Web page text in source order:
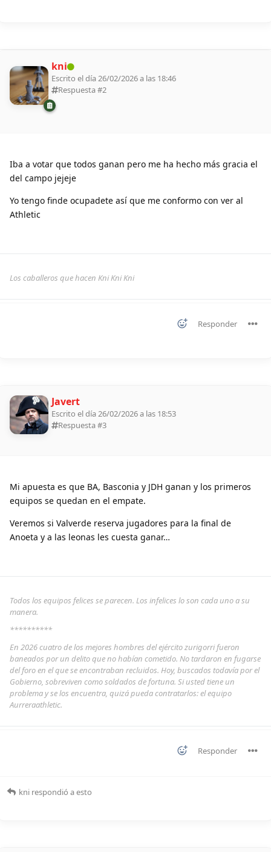
kni
Escrito el día 26/02/2026 a las 18:46
Respuesta #2
Iba a votar que todos ganan pero me ha hecho más gracia el
del campo jejeje
Yo tengo finde ocupadete así que me conformo con ver al
Athletic
Los caballeros que hacen Kni Kni Kni
Responder
Javert
Escrito el día 26/02/2026 a las 18:53
Respuesta #3
Mi apuesta es que BA, Basconia y JDH ganan y los primeros
equipos se quedan en el empate.
Veremos si Valverde reserva jugadores para la final de
Anoeta y a las leonas les cuesta ganar…
Todos los equipos felices se parecen. Los infelices lo son cada uno a su
manera.
**********
En 2026 cuatro de los mejores hombres del ejército zurigorri fueron
baneados por un delito que no habían cometido. No tardaron en fugarse
del foro en el que se encontraban recluidos. Hoy, buscados todavía por el
Gobierno, sobreviven como soldados de fortuna. Si usted tiene un
problema y se los encuentra, quizá pueda contratarlos: el equipo
Aurreraathletic.
Responder
kni respondió a esto